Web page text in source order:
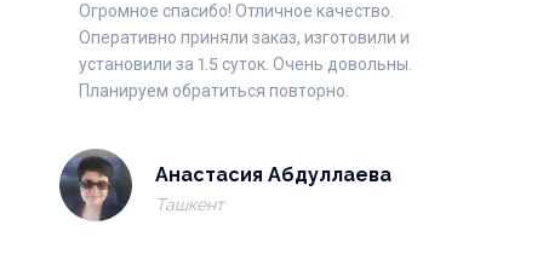
Огромное спасибо! Отличное качество.
Оперативно приняли заказ, изготовили и
установили за 1.5 суток. Очень довольны.
Планируем обратиться повторно.
Анастасия Абдуллаева
Ташкент